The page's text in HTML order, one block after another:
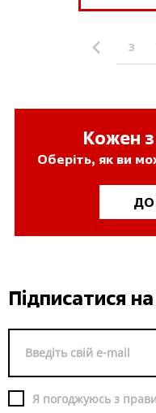
« 3
Кожен
Оберіть, як ви
Підписатися
Я погоджуюсь з